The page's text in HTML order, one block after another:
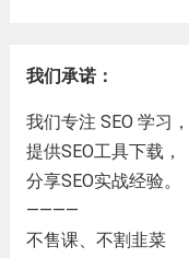
页
我们承诺：
我们专注 SEO 学习，
提供SEO工具下载，
分享SEO实战经验。
————
不售课、不割韭菜